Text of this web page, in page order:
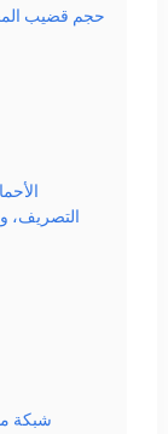
حجم قضيب
التصريف،
شبكة